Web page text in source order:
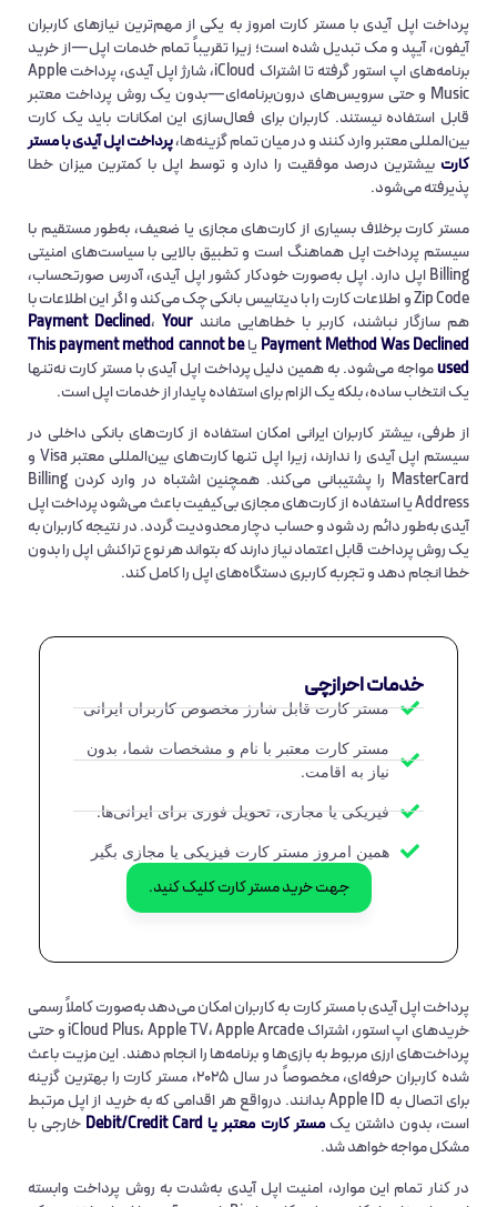
پرداخت اپل آیدی با مستر کارت امروز به یکی از مهم‌ترین نیازهای کاربران
آیفون، آیپد و مک تبدیل شده است؛ زیرا تقریباً تمام خدمات اپل—از خرید
برنامه‌های اپ استور گرفته تا اشتراک iCloud، شارژ اپل آیدی، پرداخت Apple
Music و حتی سرویس‌های درون‌برنامه‌ای—بدون یک روش پرداخت معتبر
قابل استفاده نیستند. کاربران برای فعال‌سازی این امکانات باید یک کارت
بین‌المللی معتبر وارد کنند و در میان تمام گزینه‌ها،پرداخت اپل آیدی با مستر
کارت بیشترین درصد موفقیت را دارد و توسط اپل با کمترین میزان خطا
پذیرفته می‌شود.
مستر کارت برخلاف بسیاری از کارت‌های مجازی یا ضعیف، به‌طور مستقیم با
سیستم پرداخت اپل هماهنگ است و تطبیق بالایی با سیاست‌های امنیتی
Billing اپل دارد. اپل به‌صورت خودکار کشور اپل آیدی، آدرس صورتحساب،
Zip Code و اطلاعات کارت را با دیتابیس بانکی چک می‌کند و اگر این اطلاعات با
هم سازگار نباشند، کاربر با خطاهایی مانند
Payment Declined،Your
Payment Method Was Declined یاThis payment method cannot be
usedمواجه می‌شود. به همین دلیل پرداخت اپل آیدی با مستر کارت نه‌تنها
یک انتخاب ساده، بلکه یک الزام برای استفاده پایدار از خدمات اپل است.
از طرفی، بیشتر کاربران ایرانی امکان استفاده از کارت‌های بانکی داخلی در
سیستم اپل آیدی را ندارند، زیرا اپل تنهاکارت‌های بین‌المللی معتبر
و
MasterCard
را پشتیبانی می‌کند. همچنین اشتباه در وارد کردن Billing
Address یا استفاده از کارت‌های مجازی بی‌کیفیت باعث می‌شود پرداخت اپل
آیدی به‌طور دائم رد شود و حساب دچار محدودیت گردد. در نتیجه کاربران به
یک روش پرداخت قابل اعتماد نیاز دارند که بتواند هر نوع تراکنش اپل را بدون
خطا انجام دهد و تجربه کاربری دستگاه‌های اپل را کامل کند.
خدمات احرازچی
مستر کارت قابل شارژ مخصوص کاربران ایرانی
مستر کارت معتبر با نام و مشخصات شما، بدون
نیاز به اقامت.
فیزیکی یا مجازی، تحویل فوری برای ایرانی‌ها.
همین امروز مستر کارت فیزیکی یا مجازی بگیر
جهت خرید مستر کارت کلیک کنید.
پرداخت اپل آیدی با مستر کارت به کاربران امکان می‌دهد به‌صورت کاملاً رسمی
خریدهای اپ استور، اشتراک iCloud Plus، Apple TV، Apple Arcade و حتی
پرداخت‌های ارزی مربوط به بازی‌ها و برنامه‌ها را انجام دهند. این مزیت باعث
شده کاربران حرفه‌ای، مخصوصاً در سال ۲۰۲۵، مستر کارت را بهترین گزینه
برای اتصال به Apple ID بدانند. درواقع هر اقدامی که به خرید از اپل مرتبط
است، بدون داشتن یکمستر کارت معتبر یا Debit/Credit Card
خارجی با
مشکل مواجه خواهد شد.
در کنار تمام این موارد، امنیت اپل آیدی به‌شدت به روش پرداخت وابسته